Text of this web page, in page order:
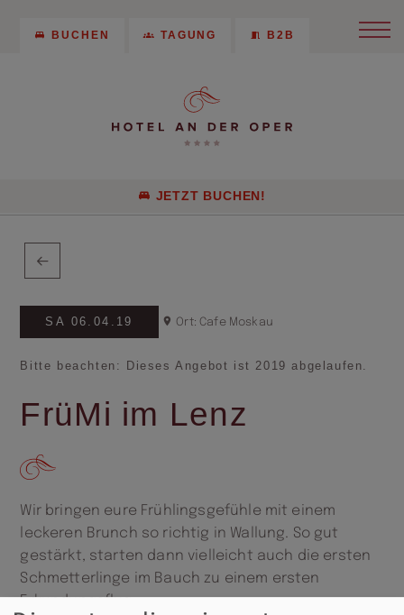
BUCHEN TAGUNG B2B
JETZT BUCHEN!
SA 06.04.19 Ort: Cafe Moskau
Bitte beachten: Dieses Angebot ist 2019 abgelaufen.
FrüMi im Lenz
Wir bringen eure Frühlingsgefühle mit einem
leckeren Brunch so richtig in Wallung. So gut
gestärkt, starten dann vielleicht auch die ersten
Schmetterlinge im Bauch zu einem ersten
Erkundungsflug.